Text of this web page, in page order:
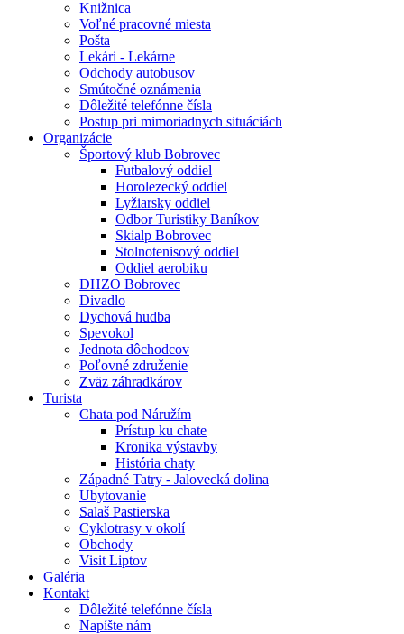
Knižnica
Voľné pracovné miesta
Pošta
Lekári - Lekárne
Odchody autobusov
Smútočné oznámenia
Dôležité telefónne čísla
Postup pri mimoriadnych situáciách
Organizácie
Športový klub Bobrovec
Futbalový oddiel
Horolezecký oddiel
Lyžiarsky oddiel
Odbor Turistiky Baníkov
Skialp Bobrovec
Stolnotenisový oddiel
Oddiel aerobiku
DHZO Bobrovec
Divadlo
Dychová hudba
Spevokol
Jednota dôchodcov
Poľovné združenie
Zväz záhradkárov
Turista
Chata pod Náružím
Prístup ku chate
Kronika výstavby
História chaty
Západné Tatry - Jalovecká dolina
Ubytovanie
Salaš Pastierska
Cyklotrasy v okolí
Obchody
Visit Liptov
Galéria
Kontakt
Dôležité telefónne čísla
Napíšte nám